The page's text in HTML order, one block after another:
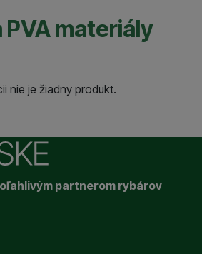
PVA materiály
nie je žiadny produkt.
partnerom rybárov